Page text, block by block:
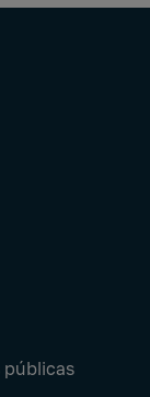
públicas